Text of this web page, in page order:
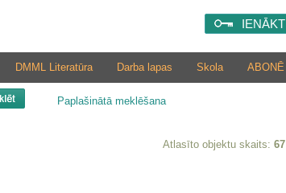
IENĀKT
ABONĒ
Skola
Darba lapas
DMML Literatūra
Paplašinātā meklēšana
Atlasīto objektu skaits: 67